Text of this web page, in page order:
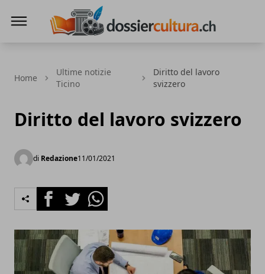
Home
Ultime notizie
Ticino
Diritto del lavoro
svizzero
Diritto del lavoro svizzero
di Redazione11/01/2021
FacebookTwitterWhatsapp